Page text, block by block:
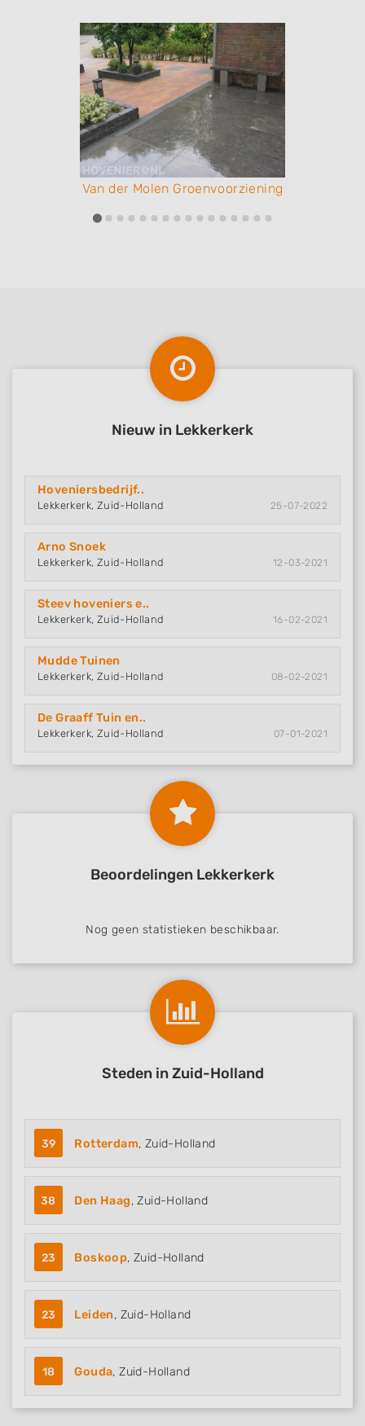
Van der Molen Groenvoorziening
Nieuw in Lekkerkerk
Hoveniersbedrijf..
Lekkerkerk, Zuid-Holland 25-07-2022
Arno Snoek
Lekkerkerk, Zuid-Holland 12-03-2021
Steev hoveniers e..
Lekkerkerk, Zuid-Holland 16-02-2021
Mudde Tuinen
Lekkerkerk, Zuid-Holland 08-02-2021
De Graaff Tuin en..
Lekkerkerk, Zuid-Holland 07-01-2021
Beoordelingen Lekkerkerk
Nog geen statistieken beschikbaar.
Steden in Zuid-Holland
39 Rotterdam, Zuid-Holland
38 Den Haag, Zuid-Holland
23 Boskoop, Zuid-Holland
23 Leiden, Zuid-Holland
18 Gouda, Zuid-Holland